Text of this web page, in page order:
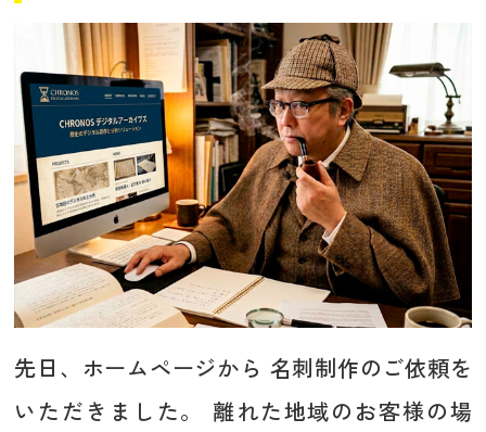
先日、ホームページから 名刺制作のご依頼を
いただきました。 離れた地域のお客様の場